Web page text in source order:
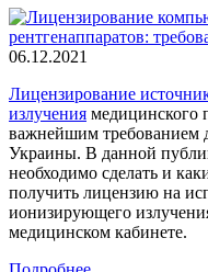
06.12.2021
Лицензирование
излучения медицинского
важнейшим требованием
Украины. В данной
необходимо сделать и
получить лицензию на
ионизирующего
медицинском кабинете.